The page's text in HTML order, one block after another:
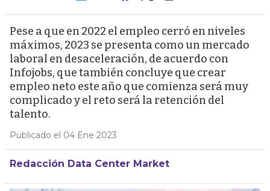
Pese a que en 2022 el empleo cerró en niveles
máximos, 2023 se presenta como un mercado
laboral en desaceleración, de acuerdo con
Infojobs, que también concluye que crear
empleo neto este año que comienza será muy
complicado y el reto será la retención del
talento.
Publicado el 04 Ene 2023
Redacción Data Center Market